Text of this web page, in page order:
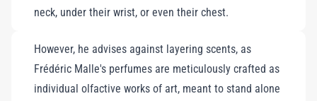
neck, under their wrist, or even their chest.
However, he advises against layering scents, as
Frédéric Malle's perfumes are meticulously crafted as
individual olfactive works of art, meant to stand alone